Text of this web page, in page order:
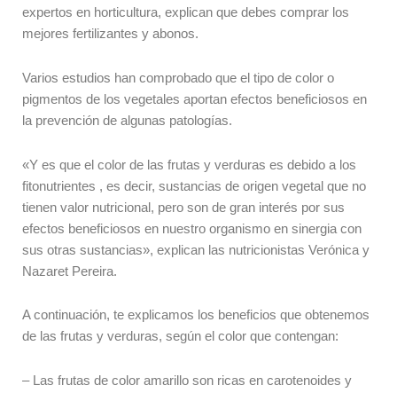
expertos en horticultura, explican que debes comprar los
mejores fertilizantes y abonos.
Varios estudios han comprobado que el tipo de color o
pigmentos de los vegetales aportan efectos beneficiosos en
la prevención de algunas patologías.
«Y es que el color de las frutas y verduras es debido a los
fitonutrientes , es decir, sustancias de origen vegetal que no
tienen valor nutricional, pero son de gran interés por sus
efectos beneficiosos en nuestro organismo en sinergia con
sus otras sustancias», explican las nutricionistas Verónica y
Nazaret Pereira.
A continuación, te explicamos los beneficios que obtenemos
de las frutas y verduras, según el color que contengan:
– Las frutas de color amarillo son ricas en carotenoides y